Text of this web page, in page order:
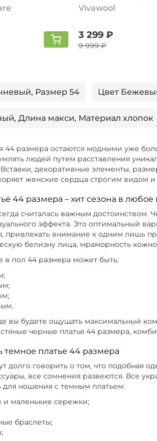
Vivawool
3 299 ₽
9 999 ₽
Размер 54 Цвет
Длина макси, Материал хлопок
без застежки, Модель
Модель свободная модель,
Материал вискоза, Размер 52
Модель свободная модель,
Размер 42 Цвет Фиолетовый,
Длина миди, Размер 54
Длина макси, большие размеры
Сезон Демисезон, Размер 64-66
Сезон Демисезон, Размер 64-66
44 размера остаются модными уже
людей путем расставления
декоративные элементы,
женские сердца строгим видом
44 размера – хит сезона в любое
считалась важным достоинством.
эффекта. Это оптимальный
привлекать внимание к одним лишь
белизну лица, мраморность
в пол 44 размера может быть:
вы будете ощущать максимальный
черные платья 44 размера,
темное платье 44 размера
долго говорить о том, что подобная
все сомнения развеются. Все
ношения с темным платьем:
и маленькие сережки;
браслеты;